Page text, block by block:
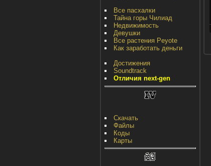
Все пасхалки
Тайна горы Чилиад
Недвижимость
Девушки
Все растения Peyote
Как заработать деньги
Достижения
Soundtrack
Отличия next-gen
Скачать
Файлы
Коды
Карты